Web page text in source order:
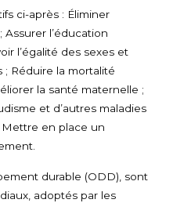
ci-après : Éliminer
Assurer l’éducation
l’égalité des sexes et
; Réduire la mortalité
la santé maternelle ;
et d’autres maladies
Mettre en place un
durable (ODD), sont
adoptés par les